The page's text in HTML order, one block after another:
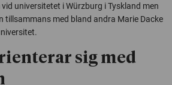
universitetet i Würzburg i Tyskland men
tillsammans med bland andra Marie Dacke
sig med